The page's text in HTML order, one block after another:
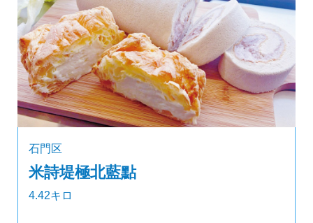
石門区
米詩堤極北藍點
4.42キロ